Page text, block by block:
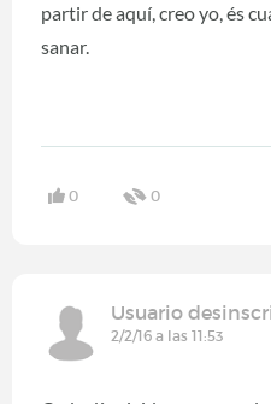
partir de aquí, creo yo, és
sanar.
0 0
Usuario
2/2/16 a las 11:53